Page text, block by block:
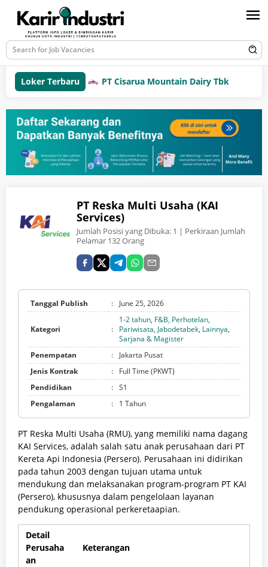
Loker TerbaruPT Cisarua Mountain Dairy Tbk
PT Reska Multi Usaha (KAI
Services)
Jumlah Posisi yang Dibuka: 1 | Perkiraan Jumlah
Pelamar 132 Orang
Tanggal Publish : June 25, 2026
Kategori :
1-2 tahun, F&B, Perhotelan,
Pariwisata, Jabodetabek, Lainnya,
Sarjana & Magister
Penempatan
: Jakarta Pusat
Jenis Kontrak
:
Full Time (PKWT)
Pendidikan
: S1
Pengalaman
: 1 Tahun
PT Reska Multi Usaha (RMU), yang memiliki nama dagang
KAI Services, adalah salah satu anak perusahaan dari PT
Kereta Api Indonesia (Persero). Perusahaan ini didirikan
pada tahun 2003 dengan tujuan utama untuk
mendukung dan melaksanakan program-program PT KAI
(Persero), khususnya dalam pengelolaan layanan
pendukung operasional perkeretaapian.
Detail
Perusaha
an
Keterangan